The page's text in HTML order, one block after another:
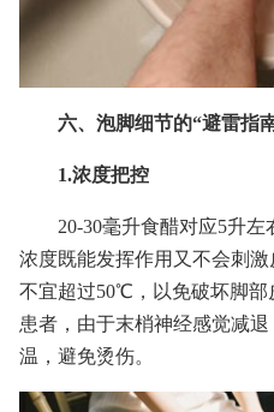
六、泡脚细节的“避雷指
1.浓度把控
20-30毫升食醋对应5升
浓度既能发挥作用又不会刺
不宜超过50℃，以免破坏脚部
患者，由于末梢神经感觉减
温，避免烫伤。